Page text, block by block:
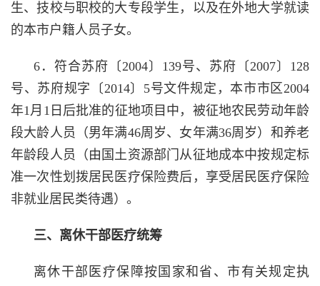
生、技校与职校的大专段学生，以及在外地大学就读
的本市户籍人员子女。
6．符合苏府〔2004〕139号、苏府〔2007〕128
号、 苏府规字〔2014〕5号文件规定，本市市区2004
年1月1日后批准的征地项目中，被征地农民劳动年龄
段大龄人员（男年满46周岁、女年满36周岁） 和养老
年龄段人员（ 由国土资源部门从征地成本中按规定标
准一次性划拨居民医疗保险费后，享受居民医疗保险
非就业居民类待遇） 。
三、离休干部医疗统筹
离休干部医疗保障按国家和省 、 市有关规定执